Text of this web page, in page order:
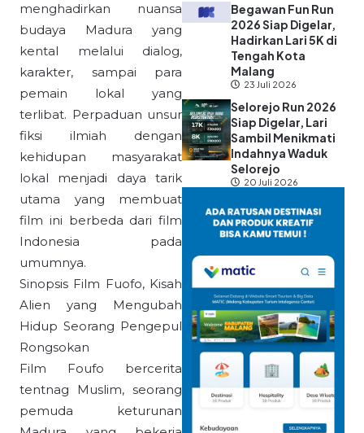
menghadirkan nuansa
budaya Madura yang
kental melalui dialog,
karakter, sampai para
pemain lokal yang
terlibat. Perpaduan unsur
fiksi ilmiah dengan
kehidupan masyarakat
lokal menjadi daya tarik
utama yang membuat
film ini berbeda dari film
Indonesia pada
umumnya.
Sinopsis Film Fuofo, Kisah
Alien yang Mengubah
Hidup Seorang Pengepul
Rongsokan
Film Foufo bercerita
tentnag Muslim, seorang
pemuda keturunan
Begawan Fun Run
2026 Siap Digelar,
Hadirkan Lari 5K di
Tengah Kota
Malang
23 Juli 2026
Selorejo Run 2026
Siap Digelar, Lari
Sambil Menikmati
Indahnya Waduk
Selorejo
20 Juli 2026